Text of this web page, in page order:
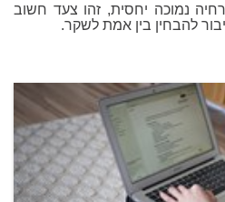
נמוכה יחסית, זהו צעד חשוב
להבחין בין אמת לשקר.